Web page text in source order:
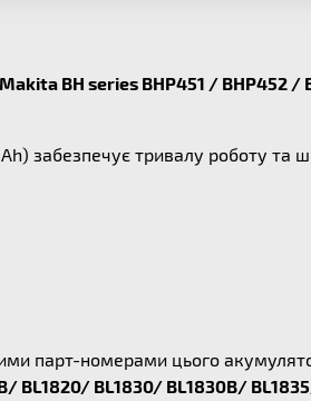
Makita BH series BHP451 / BHP452 /
забезпечує тривалу роботу та
парт-номерами цього
BL1820/ BL1830/ BL1830B/